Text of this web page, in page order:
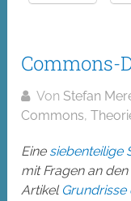
Commons-
Von Stefan
Commons,
Eine siebenteilige
mit Fragen an den
Artikel Grundrisse